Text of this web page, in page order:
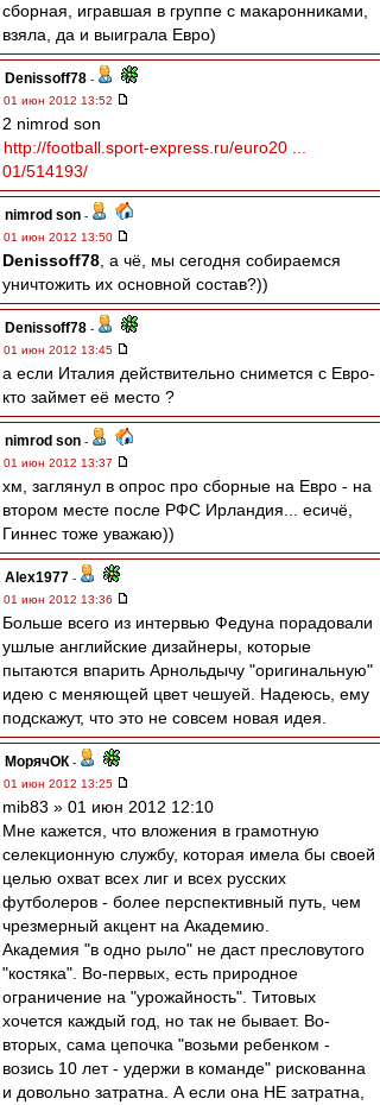
сборная, игравшая в группе с макаронниками,
взяла, да и выиграла Евро)
Denissoff78 -
01 июн 2012 13:52
2 nimrod son
http://football.sport-express.ru/euro20 ...
01/514193/
nimrod son -
01 июн 2012 13:50
Denissoff78 , а чё, мы сегодня собираемся
уничтожить их основной состав?))
Denissoff78 -
01 июн 2012 13:45
а если Италия действительно снимется с Евро-
кто займет её место ?
nimrod son -
01 июн 2012 13:37
хм, заглянул в опрос про сборные на Евро - на
втором месте после РФС Ирландия... есичё,
Гиннес тоже уважаю))
Alex1977 -
01 июн 2012 13:36
Больше всего из интервью Федуна порадовали
ушлые английские дизайнеры, которые
пытаются впарить Арнольдычу "оригинальную"
идею с меняющей цвет чешуей. Надеюсь, ему
подскажут, что это не совсем новая идея.
МорячОК -
01 июн 2012 13:25
mib83 » 01 июн 2012 12:10
Мне кажется, что вложения в грамотную
селекционную службу, которая имела бы своей
целью охват всех лиг и всех русских
футболеров - более перспективный путь, чем
чрезмерный акцент на Академию.
Академия "в одно рыло" не даст пресловутого
"костяка". Во-первых, есть природное
ограничение на "урожайность". Титовых
хочется каждый год, но так не бывает. Во-
вторых, сама цепочка "возьми ребенком -
возись 10 лет - удержи в команде" рискованна
и довольно затратна. А если она НЕ затратна,